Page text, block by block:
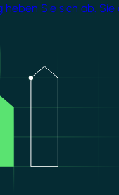
Sie sich ab.